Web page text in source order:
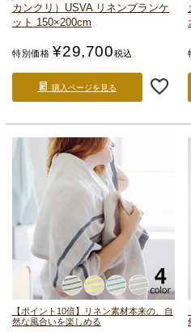
カンクリ） USVA リネンブランケ
ット 150×200cm
特別価格 ¥29,700税込
購入ページを見る
【ポイント10倍】リネン素材本来の、自
然な風合いを楽しめる